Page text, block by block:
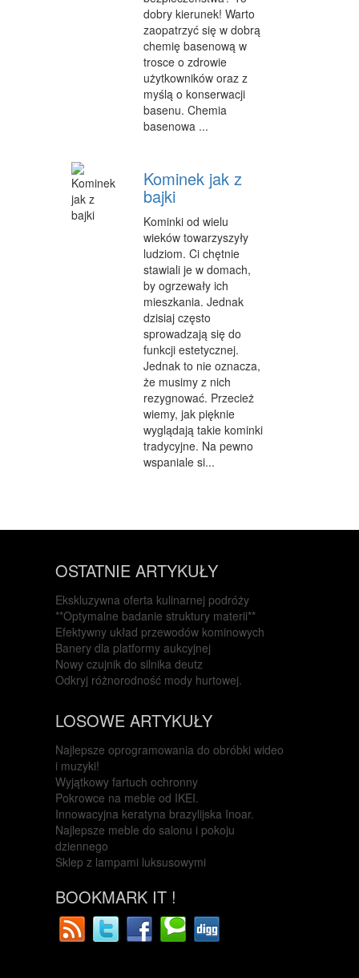
dobry kierunek! Warto
zaopatrzyć się w dobrą
chemię basenową w
trosce o zdrowie
użytkowników oraz z
myślą o konserwacji
basenu. Chemia
basenowa ...
Kominek jak z
bajki
Kominki od wielu
wieków towarzyszyły
ludziom. Ci chętnie
stawiali je w domach,
by ogrzewały ich
mieszkania. Jednak
dzisiaj często
sprowadzają się do
funkcji estetycznej.
Jednak to nie oznacza,
że musimy z nich
rezygnować. Przecież
wiemy, jak pięknie
wyglądają takie kominki
tradycyjne. Na pewno
wspaniale si...
OSTATNIE ARTYKUŁY
Ekskluzywna oferta kulinarnej podróży
**Optymalne badanie struktury materii**
Efektywny układ przewodów kominowych
Banery dla platformy aukcyjnej
Nowy czujnik do silnika deutz
Odkryj różnorodność mody hurtowej.
LOSOWE ARTYKUŁY
Najlepsze oprogramowania do obróbki wideo
i muzyki!
Wyjątkowy fartuch ochronny
Pokrowce na meble od IKEI.
Innowacyjna keratyna brazylijska Inoar.
Najlepsze meble do salonu i pokoju
dziennego
Sklep z lampami luksusowymi
BOOKMARK IT !